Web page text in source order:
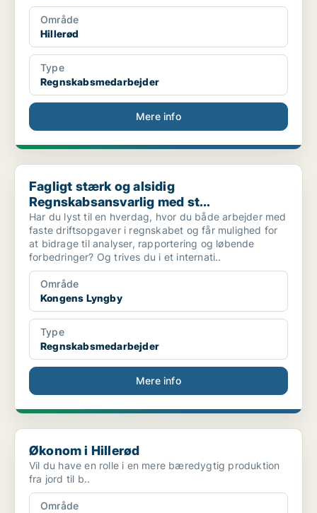
Område
Hillerød
Type
Regnskabsmedarbejder
Mere info
Fagligt stærk og alsidig Regnskabsansvarlig med st...
Fagligt stærk og alsidig
Regnskabsansvarlig med st...
Har du lyst til en hverdag, hvor du både arbejder med
faste driftsopgaver i regnskabet og får mulighed for
at bidrage til analyser, rapportering og løbende
forbedringer? Og trives du i et internati..
Område
Kongens Lyngby
Type
Regnskabsmedarbejder
Mere info
Økonom i Hillerød
Økonom i Hillerød
Vil du have en rolle i en mere bæredygtig produktion
fra jord til b..
Område